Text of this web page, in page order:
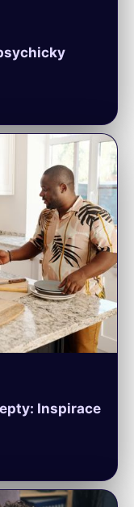
Inspirace